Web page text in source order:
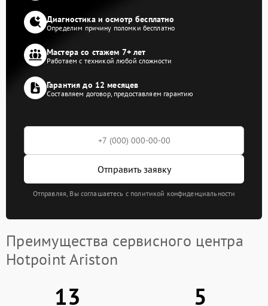
Диагностика и осмотр бесплатно
Определим причину поломки бесплатно
Мастера со стажем 7+ лет
Работаем с техникой любой сложности
Гарантия до 12 месяцев
Составляем договор, предоставляем гарантию
Отправить заявку
Отправляя, Вы соглашаетесь с политикой конфиденциальности
Преимущества сервисного центра
Hotpoint Ariston
13 5